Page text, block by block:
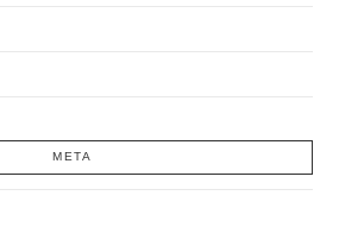
META